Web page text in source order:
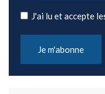
J'ai lu et accepte